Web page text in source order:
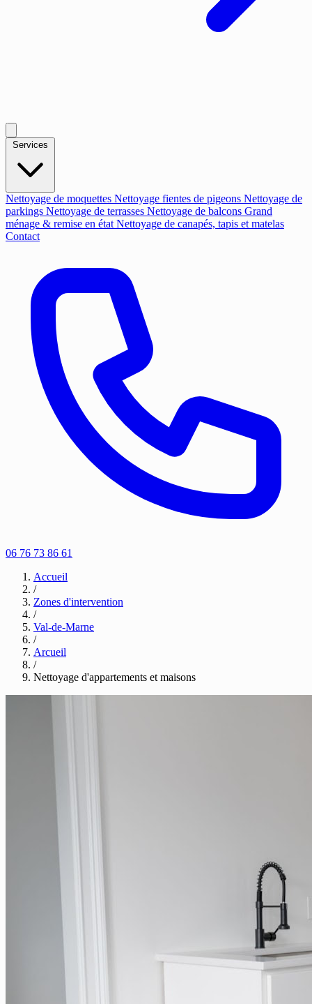
Nettoyage de moquettes Nettoyage fientes de pigeons Nettoyage de
parkings Nettoyage de terrasses Nettoyage de balcons Grand
ménage & remise en état Nettoyage de canapés, tapis et matelas
Contact
06 76 73 86 61
Accueil
/
Zones d'intervention
/
Val-de-Marne
/
Arcueil
/
Nettoyage d'appartements et maisons